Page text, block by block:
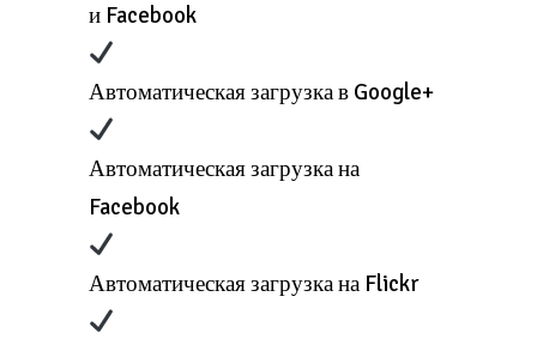
и Facebook
Автоматическая загрузка в Google+
Автоматическая загрузка на
Facebook
Автоматическая загрузка на Flickr